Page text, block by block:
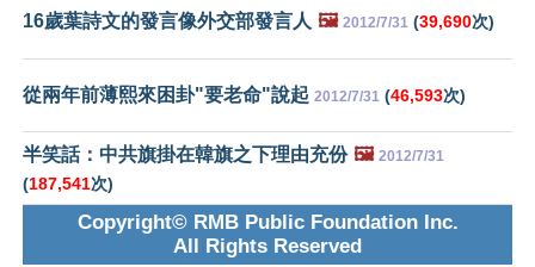
16歲葉詩文的發言像外交部發言人 🖼️ 2012/7/31 (39,690次)
從兩年前薄熙來困卦"要老命"說起 2012/7/31 (46,593次)
半笑話：中共旗掛在韓旗之下理由充份 🖼️ 2012/7/31
(187,541次)
Copyright© RMB Public Foundation Inc.
All Rights Reserved